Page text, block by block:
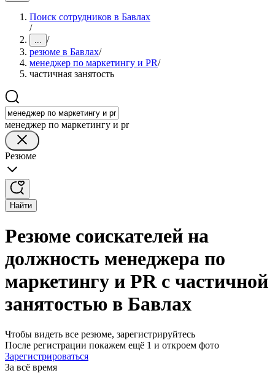
Поиск сотрудников в Бавлах
/
... /
резюме в Бавлах/
менеджер по маркетингу и PR/
частичная занятость
менеджер по маркетингу и pr
Резюме
Найти
Резюме соискателей на
должность менеджера по
маркетингу и PR с частичной
занятостью в Бавлах
Чтобы видеть все резюме, зарегистрируйтесь
После регистрации покажем ещё 1 и откроем фото
Зарегистрироваться
За всё время